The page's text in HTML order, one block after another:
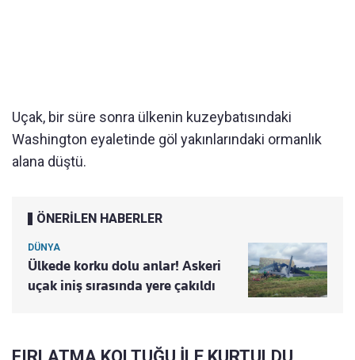
Uçak, bir süre sonra ülkenin kuzeybatısındaki
Washington eyaletinde göl yakınlarındaki ormanlık
alana düştü.
ÖNERİLEN HABERLER
DÜNYA
Ülkede korku dolu anlar! Askeri
uçak iniş sırasında yere çakıldı